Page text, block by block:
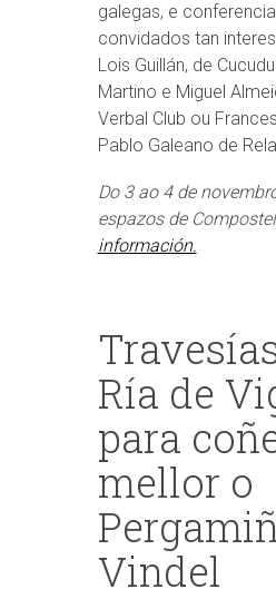
galegas, e
convidados tan
Lois Guillán, de
Martino e Miguel
Verbal Club ou
Pablo Galeano de
Do 3 ao 4 de
espazos de
información.
Ría de
para
mellor o
Vindel